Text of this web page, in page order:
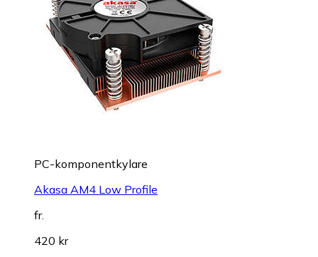
PC-komponentkylare
Akasa AM4 Low Profile
fr.
420 kr